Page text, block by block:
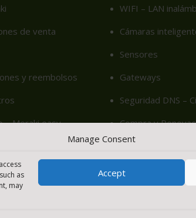
Manage Consent
as
may
Accept
de venta
y reembolsos
– Meraki easy
WIFI – LAN
Cámaras
Sensores
Gateways
Seguridad DNS –
Compra y